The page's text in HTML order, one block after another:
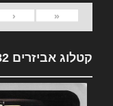
«
‹
קטלוג אביזרים 1982 Jeep